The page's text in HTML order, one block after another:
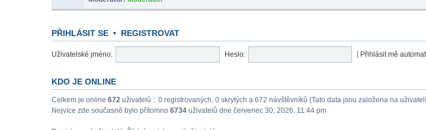
PŘIHLÁSIT SE • REGISTROVAT
Uživatelské jméno: Heslo: Přihlásit mě
KDO JE ONLINE
Celkem je online 672 uživatelů :: 0 registrovaných, 0 skrytých a 672 návštěvníků (Tato data jsou založena na
Nejvíce zde současně bylo přítomno 6734 uživatelů dne červenec 30, 2026, 11:44 pm